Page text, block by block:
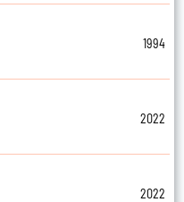
1994
2022
2022